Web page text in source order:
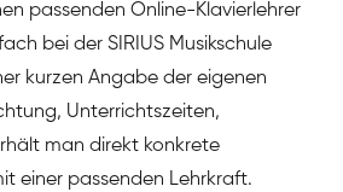
passenden Online-Klavierlehrer
bei der SIRIUS Musikschule
kurzen Angabe der eigenen
Unterrichtszeiten,
man direkt konkrete
einer passenden Lehrkraft.